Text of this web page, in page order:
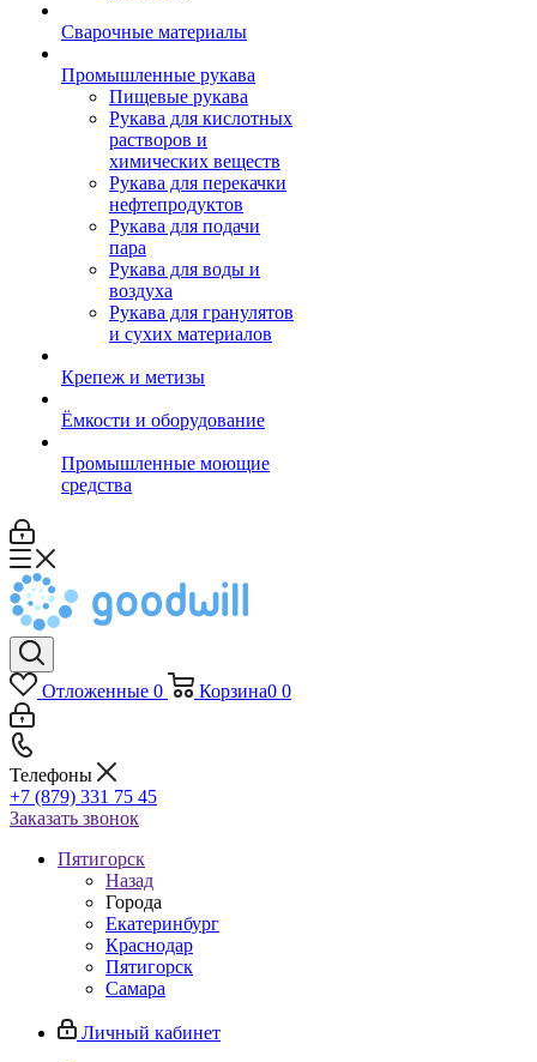
Сварочные материалы
Промышленные рукава
Пищевые рукава
Рукава для кислотных
растворов и
химических веществ
Рукава для перекачки
нефтепродуктов
Рукава для подачи
пара
Рукава для воды и
воздуха
Рукава для гранулятов
и сухих материалов
Крепеж и метизы
Ёмкости и оборудование
Промышленные моющие
средства
Отложенные 0 Корзина0 0
Телефоны
+7 (879) 331 75 45
Заказать звонок
Пятигорск
Назад
Города
Екатеринбург
Краснодар
Пятигорск
Самара
Личный кабинет